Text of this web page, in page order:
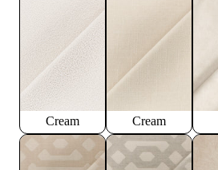
Cream Cream